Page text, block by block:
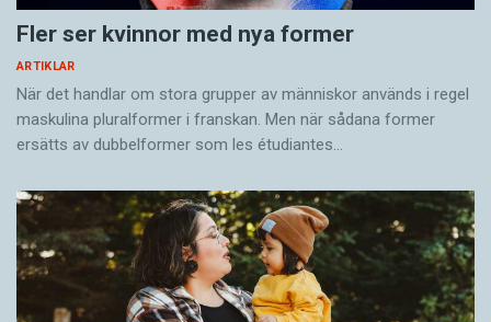
Fler ser kvinnor med nya former
ARTIKLAR
När det handlar om stora grupper av människor används i regel
maskulina pluralformer i franskan. Men när sådana ­former
ersätts av dubbel­former som les étudiantes…